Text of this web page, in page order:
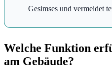
Gesimses und vermeidet
Welche Funktion
am Gebäude?